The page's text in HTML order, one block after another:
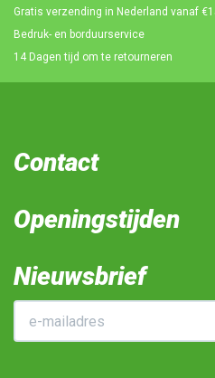
Gratis verzending in Nederland vanaf
Bedruk- en borduurservice
14 Dagen tijd om te retourneren
Contact
Openingstijden
Nieuwsbrief